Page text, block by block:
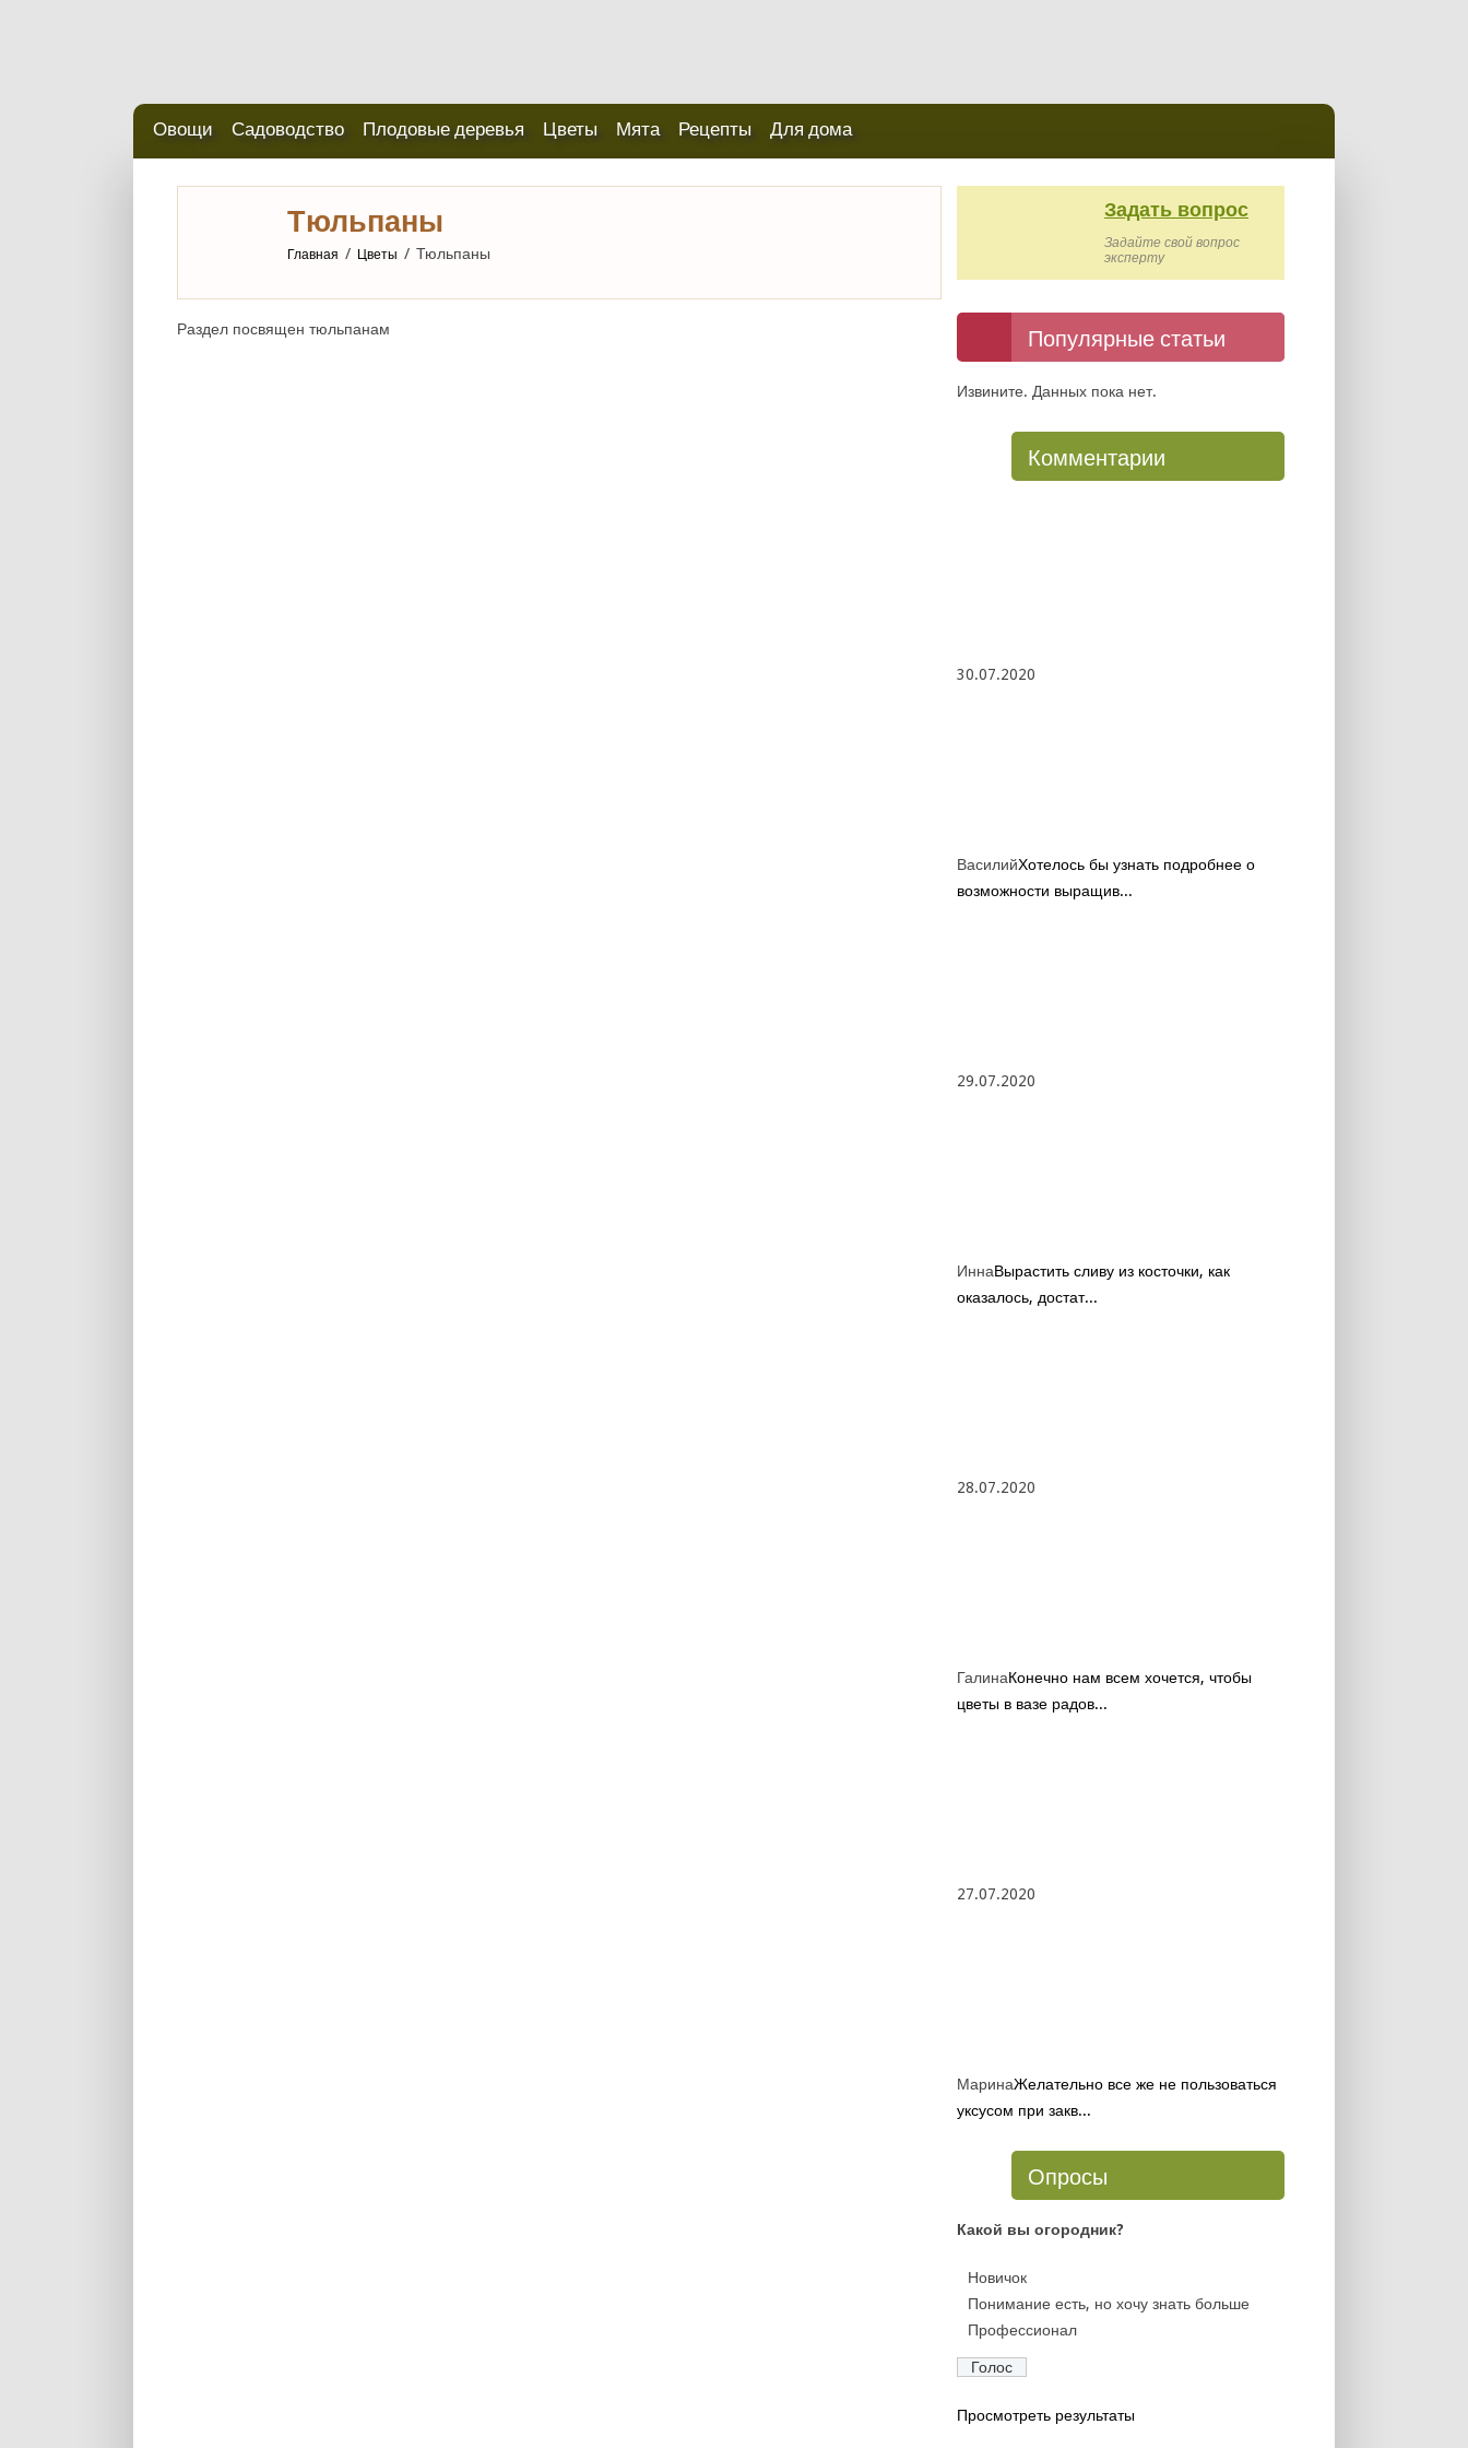
Овощи Садоводство Плодовые деревья Цветы Мята Рецепты Для дома
Тюльпаны
Главная / Цветы / Тюльпаны
Раздел посвящен тюльпанам
Задать вопрос
Задайте свой вопрос
эксперту
Популярные статьи
Извините. Данных пока нет.
Комментарии
30.07.2020
ВасилийХотелось бы узнать подробнее о
возможности выращив...
29.07.2020
ИннаВырастить сливу из косточки, как
оказалось, достат...
28.07.2020
ГалинаКонечно нам всем хочется, чтобы
цветы в вазе радов...
27.07.2020
МаринаЖелательно все же не пользоваться
уксусом при закв...
Опросы
Какой вы огородник?
Новичок
Понимание есть, но хочу знать больше
Профессионал
Просмотреть результаты